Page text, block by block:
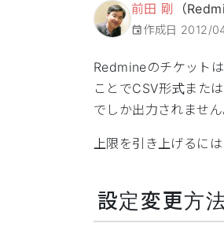
前田 剛 （
作成日 2012/
Redmineのチケット
ことでCSV形式また
でしか出力されません
上限を引き上げるに
設定変更方